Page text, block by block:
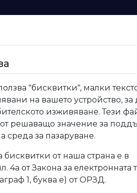
"бисквитки", малки
на вашето устройство, за
изживяване. Тези
решаващо значение за
среда за пазаруване.
бисквитки от наша страна е в
4а от Закона за електронната
1, буква е) от ОРЗД.
847
Код: 847
Описание